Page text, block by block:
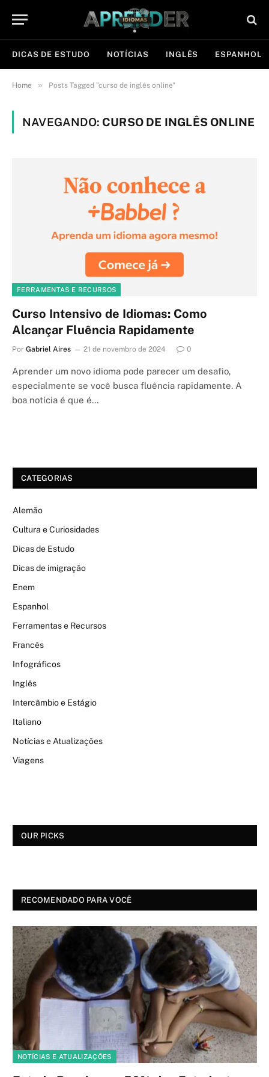
DICAS DE ESTUDO NOTÍCIAS INGLÊS ESPANHOL
Home » Posts Tagged "curso de inglês online"
NAVEGANDO: CURSO DE INGLÊS ONLINE
FERRAMENTAS E RECURSOS
Curso Intensivo de Idiomas: Como
Alcançar Fluência Rapidamente
Por Gabriel Aires 21 de novembro de 2024 0
Aprender um novo idioma pode parecer um desafio,
especialmente se você busca fluência rapidamente. A
boa notícia é que é…
CATEGORIAS
Alemão
Cultura e Curiosidades
Dicas de Estudo
Dicas de imigração
Enem
Espanhol
Ferramentas e Recursos
Francês
Infográficos
Inglês
Intercâmbio e Estágio
Italiano
Notícias e Atualizações
Viagens
OUR PICKS
RECOMENDADO PARA VOCÊ
NOTÍCIAS E ATUALIZAÇÕES